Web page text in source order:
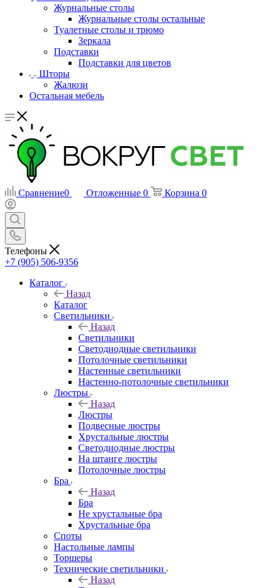
Журнальные столы
Журнальные столы остальные
Туалетные столы и трюмо
Зеркала
Подставки
Подставки для цветов
Шторы
Жалюзи
Остальная мебель
Сравнение0 Отложенные 0 Корзина 0
Телефоны
+7 (905) 506-9356
Каталог
Назад
Каталог
Светильники
Назад
Светильники
Светодиодные светильники
Потолочные светильники
Настенные светильники
Настенно-потолочные светильники
Люстры
Назад
Люстры
Подвесные люстры
Хрустальные люстры
Светодиодные люстры
На штанге люстры
Потолочные люстры
Бра
Назад
Бра
Не хрустальные бра
Хрустальные бра
Споты
Настольные лампы
Торшеры
Технические светильники
Назад